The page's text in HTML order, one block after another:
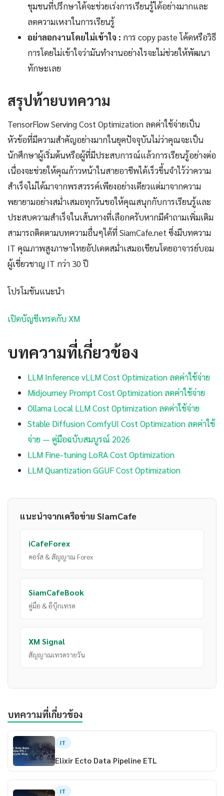
ชุมชนที่ปรึกษาได้จะช่วยเร่งการเรียนรู้ได้อย่างมากและ
ลดความเหงาในการเรียนรู้
อย่าลอกงานโดยไม่เข้าใจ : การ copy paste โค้ดหรือวิธี
การโดยไม่เข้าใจว่ามันทำงานอย่างไรจะไม่ช่วยให้พัฒนา
ทักษะเลย
สรุปท้ายบทความ
TensorFlow Serving Cost Optimization ลดค่าใช้จ่ายเป็น
หัวข้อที่มีความสำคัญอย่างมากในยุคปัจจุบันไม่ว่าคุณจะเป็น
นักศึกษาผู้เริ่มต้นหรือผู้ที่มีประสบการณ์แล้วการเรียนรู้อย่างต่อ
เนื่องจะช่วยให้คุณก้าวหน้าในสายอาชีพได้เร็วขึ้นจำไว้ว่าความ
สำเร็จไม่ได้มาจากพรสวรรค์เพียงอย่างเดียวแต่มาจากความ
พยายามอย่างสม่ำเสมอทุกวันขอให้คุณสนุกกับการเรียนรู้และ
ประสบความสำเร็จในเส้นทางที่เลือกครับหากมีคำถามเพิ่มเติม
สามารถติดตามบทความอื่นๆได้ที่ SiamCafe.net ซึ่งมีบทความ
IT คุณภาพสูงภาษาไทยอัปเดตสม่ำเสมอเขียนโดยอาจารย์บอม
ผู้เชี่ยวชาญ IT กว่า 30 ปี
โปรโมชันแนะนำ
เปิดบัญชีเทรดกับ XM
บทความที่เกี่ยวข้อง
LLM Inference vLLM Cost Optimization ลดค่าใช้จ่าย
Midjourney Prompt Cost Optimization ลดค่าใช้จ่าย
Ollama Local LLM Cost Optimization ลดค่าใช้จ่าย
Stable Diffusion ComfyUI Cost Optimization ลดค่าใช้
จ่าย — คู่มือฉบับสมบูรณ์ 2026
LLM Fine-tuning LoRA Cost Optimization
LLM Quantization GGUF Cost Optimization
แนะนำจากเครือข่าย SiamCafe
iCafeForex
คอร์ส & สัญญาณ Forex
SiamCafeBook
คู่มือ & อีบุ๊กเทรด
XM Signal
สัญญาณเทรดรายวัน
บทความที่เกี่ยวข้อง
IT
Elixir Ecto Data Pipeline ETL
IT